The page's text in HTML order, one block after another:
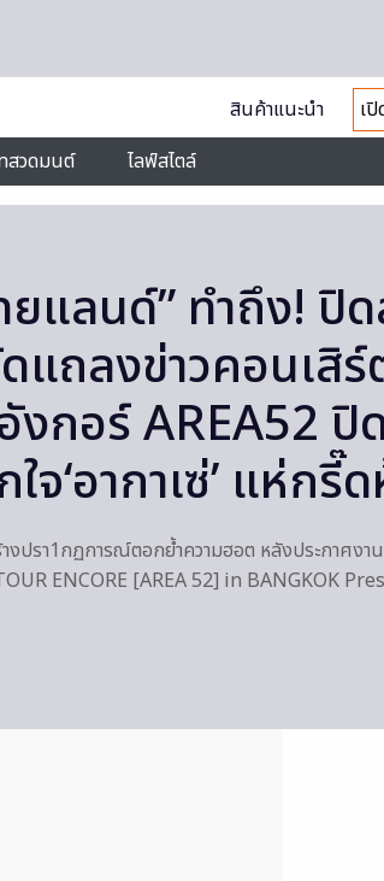
สินค้าแนะนำ
เ
สวดมนต์ ไลฟ์สไตล์
ยแลนด์” ทำถึง! ปิ
แถลงข่าวคอนเสิ
งกอร์ AREA52 ปิ
จ‘อากาเซ่’ แห่กรี๊
งปรา1กฏการณ์ตอกย้ำความฮอต หลังประกาศง
ENCORE [AREA 52] in BANGKOK